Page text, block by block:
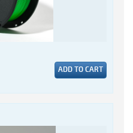
ADD TO CART